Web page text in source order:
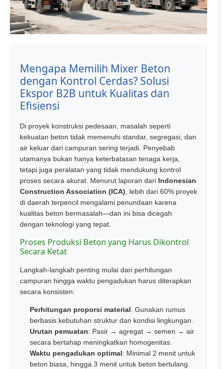
Mengapa Memilih Mixer Beton
dengan Kontrol Cerdas? Solusi
Ekspor B2B untuk Kualitas dan
Efisiensi
Di proyek konstruksi pedesaan, masalah seperti
kekuatan beton tidak memenuhi standar, segregasi, dan
air keluar dari campuran sering terjadi. Penyebab
utamanya bukan hanya keterbatasan tenaga kerja,
tetapi juga peralatan yang tidak mendukung kontrol
proses secara akurat. Menurut laporan dari Indonesian
Construction Association (ICA) , lebih dari 60% proyek
di daerah terpencil mengalami penundaan karena
kualitas beton bermasalah—dan ini bisa dicegah
dengan teknologi yang tepat.
Proses Produksi Beton yang Harus Dikontrol
Secara Ketat
Langkah-langkah penting mulai dari perhitungan
campuran hingga waktu pengadukan harus diterapkan
secara konsisten:
Perhitungan proporsi material: Gunakan rumus
berbasis kebutuhan struktur dan kondisi lingkungan.
Urutan pemuatan: Pasir → agregat → semen → air
secara bertahap meningkatkan homogenitas.
Waktu pengadukan optimal: Minimal 2 menit untuk
beton biasa, hingga 3 menit untuk beton bertulang.